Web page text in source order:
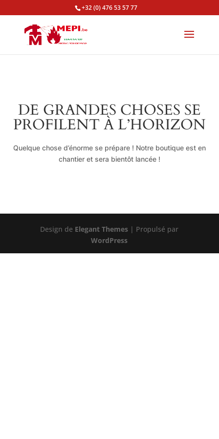
+32 (0) 476 53 57 77
DE GRANDES CHOSES SE
PROFILENT À L’HORIZON
Quelque chose d’énorme se prépare ! Notre boutique est en
chantier et sera bientôt lancée !
Design de Elegant Themes | Propulsé par
WordPress